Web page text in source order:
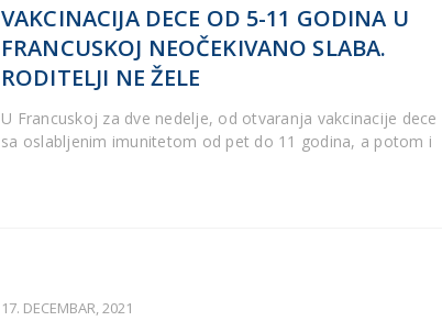
VAKCINACIJA DECE OD 5-11 GODINA U
FRANCUSKOJ NEOČEKIVANO SLABA.
RODITELJI NE ŽELE
U Francuskoj za dve nedelje, od otvaranja vakcinacije dece
sa oslabljenim imunitetom od pet do 11 godina, a potom i
17. DECEMBAR, 2021